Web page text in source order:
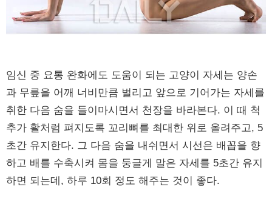
임신 중 요통 완화에도 도움이 되는 고양이 자세는 양손
과 무릎을 어깨 너비만큼 벌리고 앞으로 기어가는 자세를
취한 다음 숨을 들이마시면서 천장을 바라본다. 이 때 척
추가 활처럼 펴지도록 꼬리뼈를 최대한 위로 올려주고, 5
초간 유지한다. 그 다음 숨을 내쉬면서 시선은 배꼽을 향
하고 배를 수축시켜 몸을 둥글게 말은 자세를 5초간 유지
하면 되는데, 하루 10회 정도 해주는 것이 좋다.